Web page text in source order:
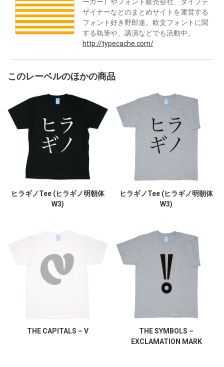
ザイナーなどのまとめサイトを運営する
フォント好き野郎達。欧文フォントに関
する執筆や、講演などでも活動中。
http://typecache.com/
このレーベルのほかの商品
ヒラギノTee (ヒラギノ明朝体
W3)
ヒラギノTee (ヒラギノ明朝体
W3)
THE CAPITALS – V
THE SYMBOLS –
EXCLAMATION MARK